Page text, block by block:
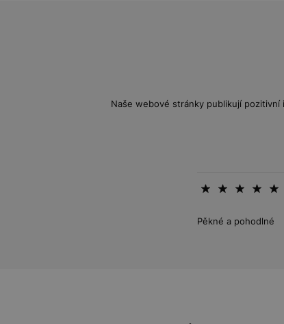
Naše webové stránky publikují
Pěkné a pohodlné